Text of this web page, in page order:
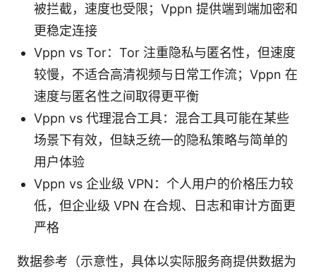
被拦截，速度也受限；Vppn 提供端到端加密和
更稳定连接
Vppn vs Tor：Tor 注重隐私与匿名性，但速度
较慢，不适合高清视频与日常工作流；Vppn 在
速度与匿名性之间取得更平衡
Vppn vs 代理混合工具：混合工具可能在某些
场景下有效，但缺乏统一的隐私策略与简单的
用户体验
Vppn vs 企业级 VPN：个人用户的价格压力较
低，但企业级 VPN 在合规、日志和审计方面更
严格
数据参考（示意性，具体以实际服务商提供数据为